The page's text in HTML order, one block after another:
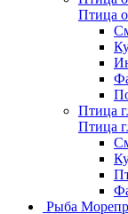
Птица
Птица
Птица
Рыба